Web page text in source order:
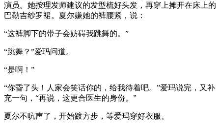
演员。她按理发师建议的发型梳好头发，再穿上摊开在床上的
巴勒吉纱罗裙。夏尔嫌她的裤腰紧，说：
“这裤脚下的带子会妨碍我跳舞的。”
“跳舞？”爱玛问道。
“是啊！”
“你昏了头！人家会笑话你的，给我待着吧。”爱玛说完，又补
充一句，“再说，这更合医生的身份。”
夏尔不吭声了，开始踱方步，等爱玛穿好衣服。